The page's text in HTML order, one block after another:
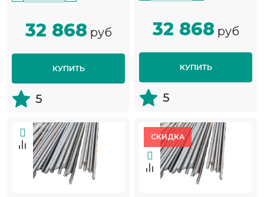
32 868 руб
КУПИТЬ
5
32 868 руб
КУПИТЬ
5
СКИДКА